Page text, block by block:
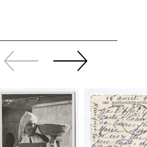
Zurück
sliden
Weiter
sliden